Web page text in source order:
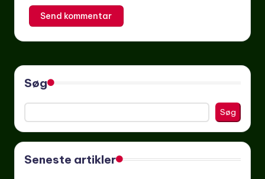
Søg
Søg
Seneste artikler